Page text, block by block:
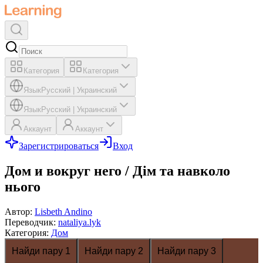
Категория Категория
ЯзыкРусский Украинский
ЯзыкРусский Украинский
Аккаунт Аккаунт
Зарегистрироваться Вход
Дом и вокруг него / Дім та навколо
нього
Автор: Lisbeth Andino
Переводчик: nataliya.lyk
Категория: Дом
Найди пару 1
Найди пару 2 Найди пару 3